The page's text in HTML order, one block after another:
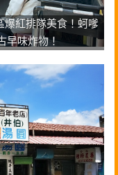
爆紅排隊美食！蚵嗲
早味炸物！